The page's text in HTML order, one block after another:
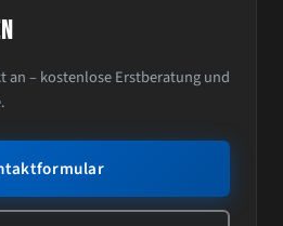
an – kostenlose Erstberatung und